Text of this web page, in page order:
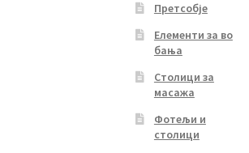
Претсобје
Елементи за во
бања
Столици за
масажа
Фотељи и
столици